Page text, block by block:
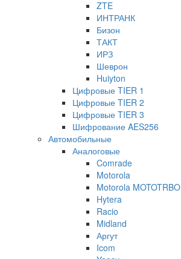
ZTE
ИНТРАНК
Бизон
ТАКТ
ИРЗ
Шеврон
Huiyton
Цифровые TIER 1
Цифровые TIER 2
Цифровые TIER 3
Шифрование AES256
Автомобильные
Аналоговые
Comrade
Motorola
Motorola MOTOTRBO
Hytera
Racio
Midland
Аргут
Icom